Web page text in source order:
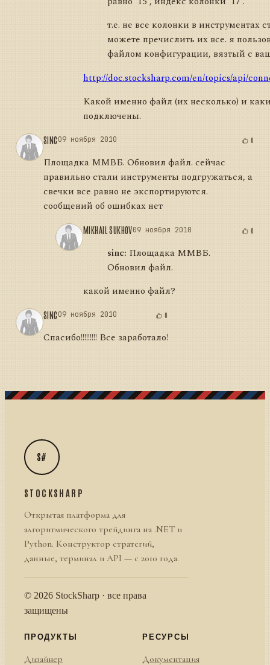
т.е. не все колонки в инструментах
можете пречислить их все. я
файлом конфигурации, вязтый с
http://doc.stocksharp.com/en/topics/api/
Какой именно файл (их несколько) и
подключены.
SINC09 ноября 2010 0
Площадка ММВБ. Обновил файл. сейчас
правильно стали инструменты подгружаться, а
свечки все равно не экспортируются.
сообщений об ошибках нет
MIKHAIL SUKHOV09 ноября 2010 0
sinc: Площадка ММВБ.
Обновил файл.
какой именно файл?
SINC09 ноября 2010 0
Спасибо!!!!!!!!! Все заработало!
S#
STOCKSHARP
Открытая платформа для
алгоритмического трейдинга на .NET и
Python. Конструктор стратегий,
данные, терминал и API — с 2010 года.
© 2026 StockSharp · все права
защищены
ПРОДУКТЫ
Дизайнер
РЕСУРСЫ
Документация